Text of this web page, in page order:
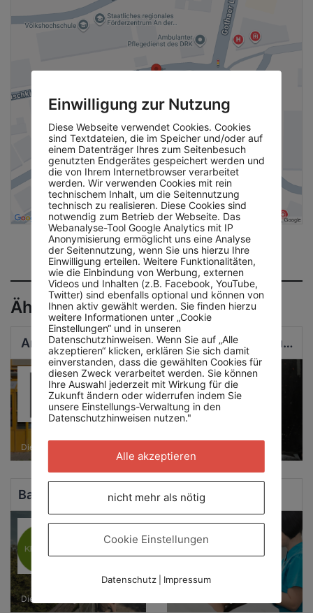
Auf Google-Maps zeigen
Ähnliche Geschäfte
Amalien-Apotheke
Dienstleistung
Apothekenmuseum im Haus Rosenthal
Baumkronenpfad im Nationalpark Hainich
Dienstleistung
Beauty Spa
Einwilligung zur Nutzung
Diese Webseite verwendet Cookies. Cookies
sind Textdateien, die im Speicher und/oder auf
einem Datenträger Ihres zum Seitenbesuch
genutzten Endgerätes gespeichert werden und
die von Ihrem Internetbrowser verarbeitet
werden. Wir verwenden Cookies mit rein
technischem Inhalt, um die Seitennutzung
technisch zu realisieren. Diese Cookies sind
notwendig zum Betrieb der Webseite. Das
Webanalyse-Tool Google Analytics mit IP
Anonymisierung ermöglicht uns eine Analyse
der Seitennutzung, wenn Sie uns hierzu Ihre
Einwilligung erteilen. Weitere Funktionalitäten,
wie die Einbindung von Werbung, externen
Videos und Inhalten (z.B. Facebook, YouTube,
Twitter) sind ebenfalls optional und können von
Ihnen aktiv gewählt werden. Sie finden hierzu
weitere Informationen unter „Cookie
Einstellungen“ und in unseren
Datenschutzhinweisen. Wenn Sie auf „Alle
akzeptieren“ klicken, erklären Sie sich damit
einverstanden, dass die gewählten Cookies für
diesen Zweck verarbeitet werden. Sie können
Ihre Auswahl jederzeit mit Wirkung für die
Zukunft ändern oder widerrufen indem Sie
unsere Einstellungs-Verwaltung in den
Datenschutzhinweisen nutzen."
Alle akzeptieren
nicht mehr als nötig
Cookie Einstellungen
Datenschutz Impressum